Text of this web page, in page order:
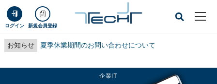
ログイン 新規会員登録
お知らせ 夏季休業期間のお問い合わせについて
企業IT